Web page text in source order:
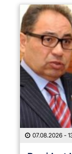
07.08.2026 -